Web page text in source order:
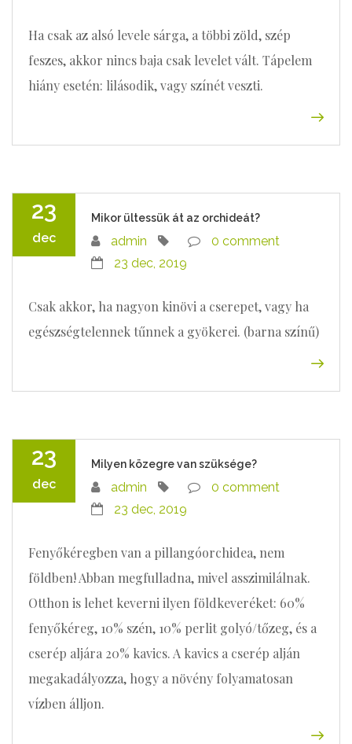
Ha csak az alsó levele sárga, a többi zöld, szép
feszes, akkor nincs baja csak levelet vált. Tápelem
hiány esetén: lilásodik, vagy színét veszti.
23
dec
Mikor ültessük át az orchideát?
admin
0 comment
23 dec, 2019
Csak akkor, ha nagyon kinövi a cserepet, vagy ha
egészségtelennek tűnnek a gyökerei. (barna színű)
23
dec
Milyen közegre van szüksége?
admin
0 comment
23 dec, 2019
Fenyőkéregben van a pillangóorchidea, nem
földben! Abban megfulladna, mivel asszimilálnak.
Otthon is lehet keverni ilyen földkeveréket: 60%
fenyőkéreg, 10% szén, 10% perlit golyó/tőzeg, és a
cserép aljára 20% kavics. A kavics a cserép alján
megakadályozza, hogy a növény folyamatosan
vízben álljon.